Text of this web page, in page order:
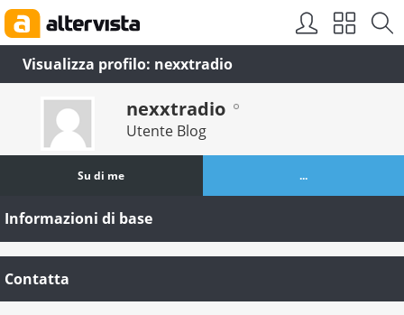
Visualizza profilo: nexxtradio
nexxtradio
Utente Blog
Su di me ...
Informazioni di base
Contatta